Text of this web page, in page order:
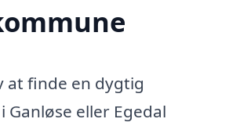
at finde en dygtig
eller Egedal